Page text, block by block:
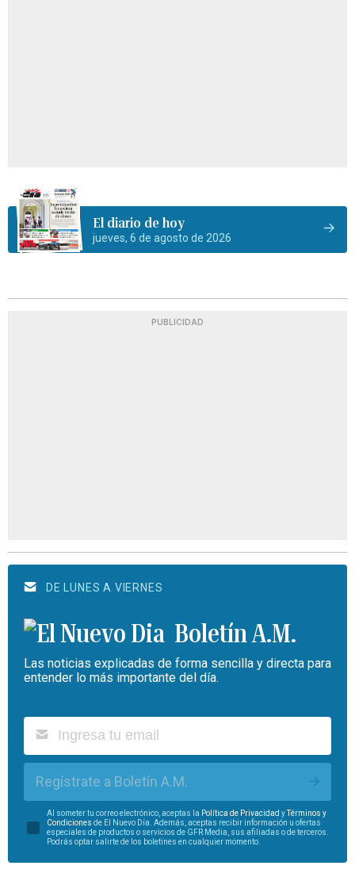
El diario de hoy
jueves, 6 de agosto de 2026
PUBLICIDAD
DE LUNES A VIERNES
Boletín A.M.
Las noticias explicadas de forma sencilla y directa para
entender lo más importante del día.
Regístrate a Boletín A.M.
Al someter tu correo electrónico, aceptas la Política de Privacidad yTérminos y
Condiciones de El Nuevo Día. Además, aceptas recibir información u ofertas
especiales de productos o servicios de GFR Media, sus afiliadas o de terceros.
Podrás optar salirte de los boletines en cualquier momento.